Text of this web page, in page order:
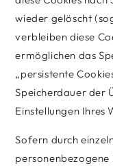
wieder gelöscht
verbleiben diese
ermöglichen das
„persistente
Speicherdauer der
Einstellungen Ihres
Sofern durch